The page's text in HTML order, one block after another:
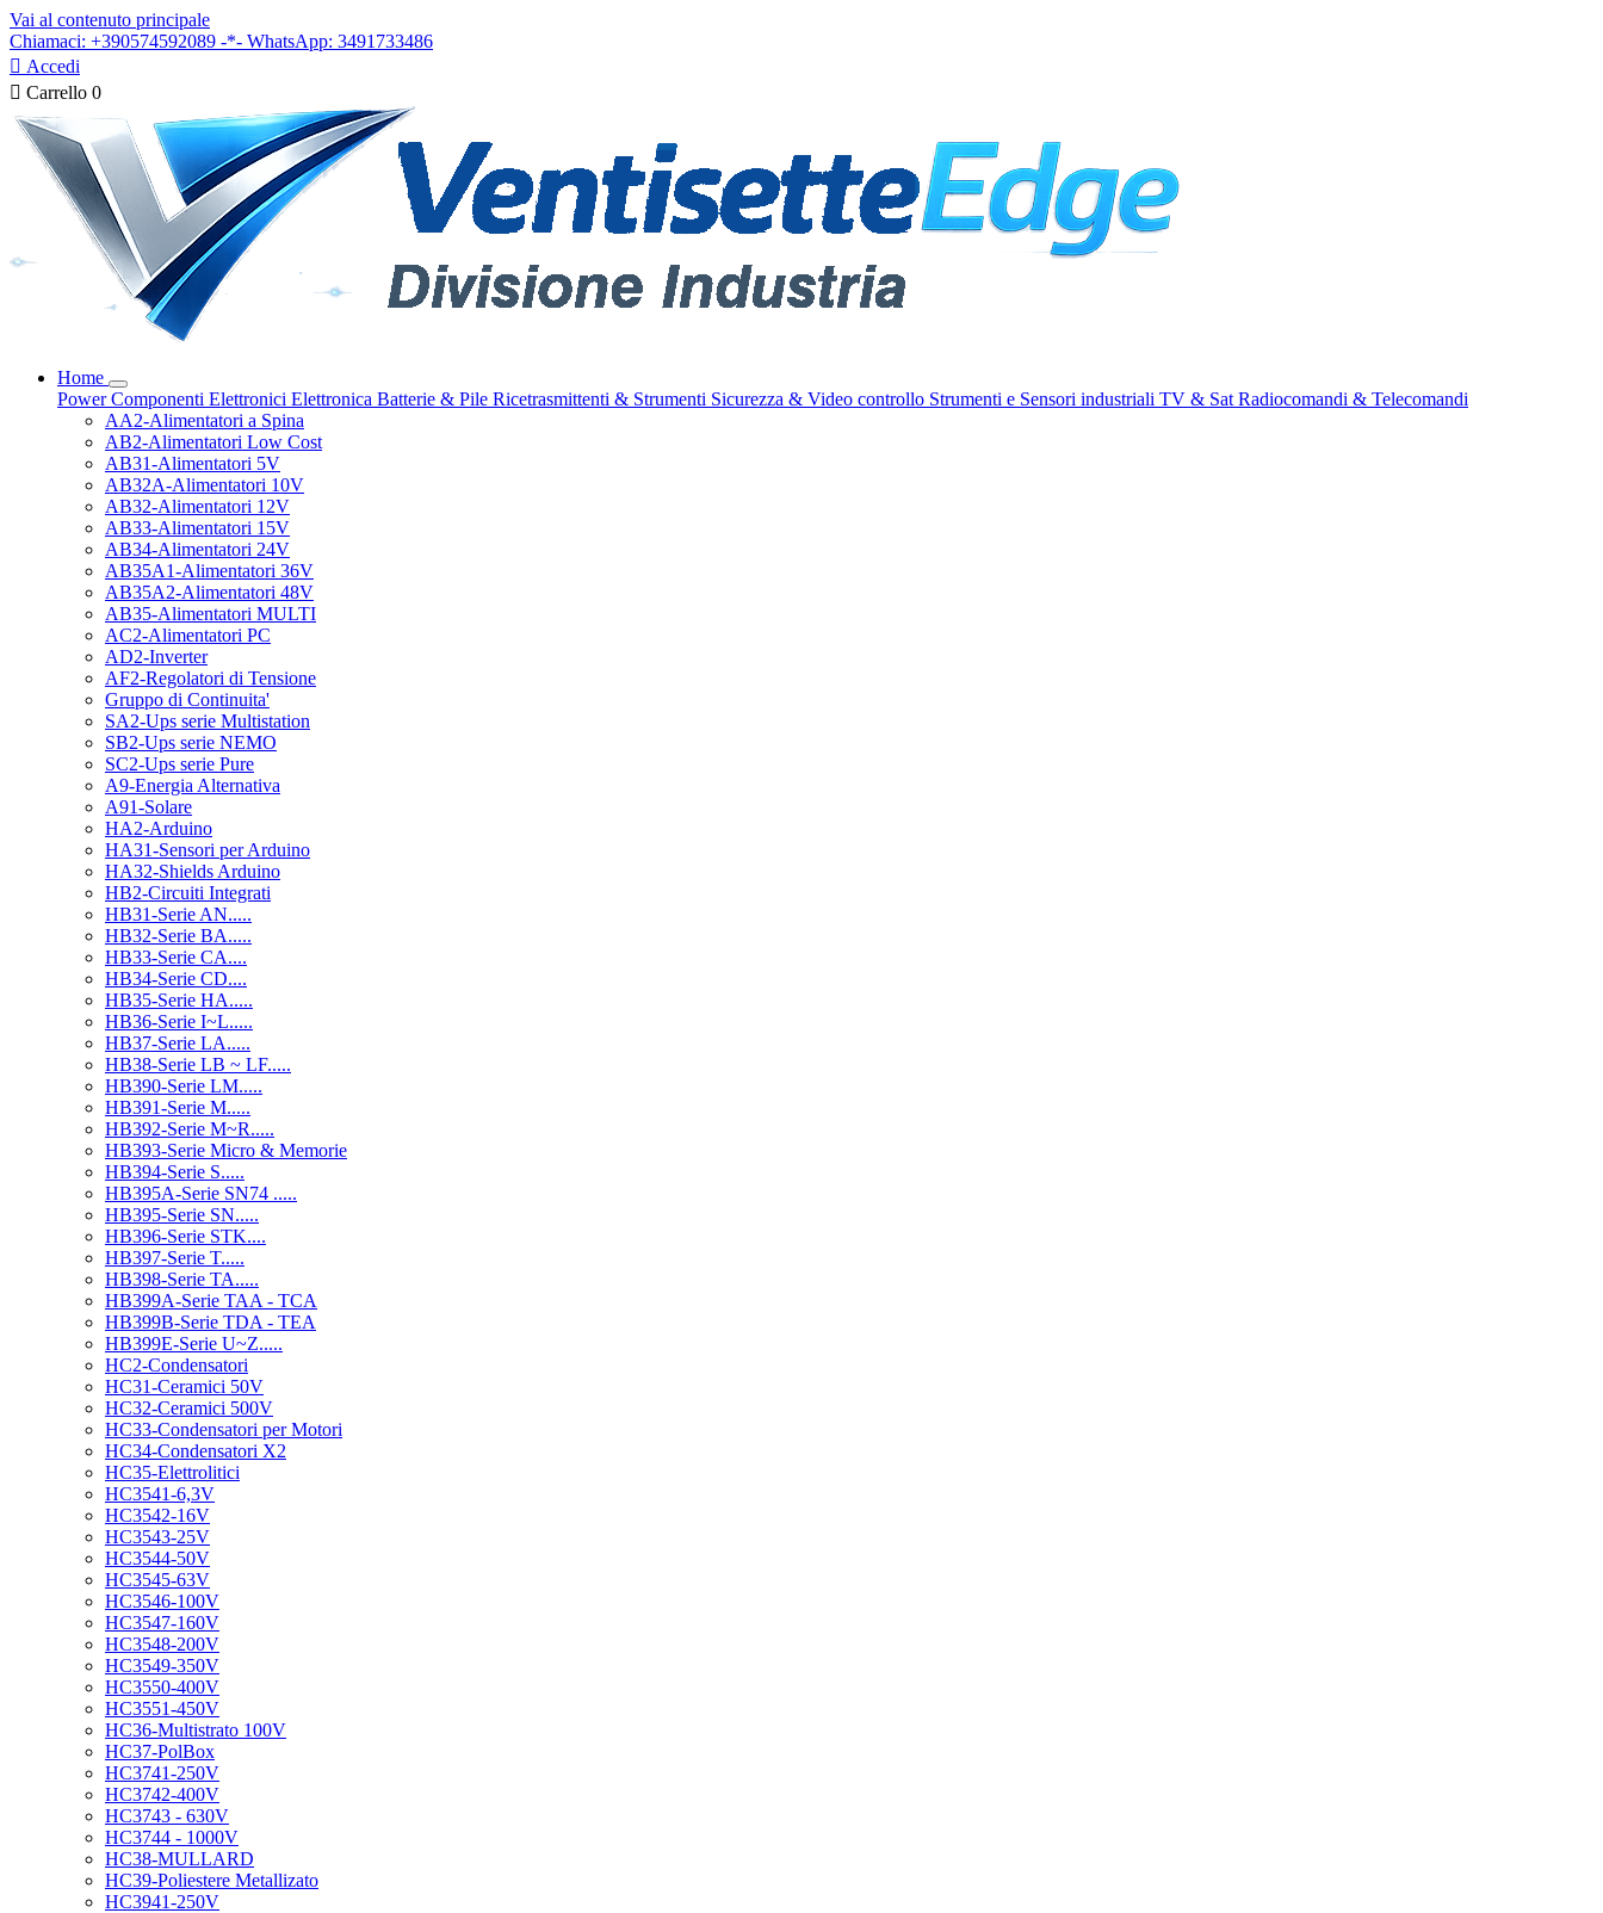
Vai al contenuto principale
Chiamaci: +390574592089 -*- WhatsApp: 3491733486
 Accedi
 Carrello 0
Home
PowerComponenti Elettronici Elettronica Batterie & Pile Ricetrasmittenti & Strumenti Sicurezza & Video controllo Strumenti e Sensori industriali TV & Sat Radiocomandi & Telecomandi
AA2-Alimentatori a Spina
AB2-Alimentatori Low Cost
AB31-Alimentatori 5V
AB32A-Alimentatori 10V
AB32-Alimentatori 12V
AB33-Alimentatori 15V
AB34-Alimentatori 24V
AB35A1-Alimentatori 36V
AB35A2-Alimentatori 48V
AB35-Alimentatori MULTI
AC2-Alimentatori PC
AD2-Inverter
AF2-Regolatori di Tensione
Gruppo di Continuita'
SA2-Ups serie Multistation
SB2-Ups serie NEMO
SC2-Ups serie Pure
A9-Energia Alternativa
A91-Solare
HA2-Arduino
HA31-Sensori per Arduino
HA32-Shields Arduino
HB2-Circuiti Integrati
HB31-Serie AN.....
HB32-Serie BA.....
HB33-Serie CA....
HB34-Serie CD....
HB35-Serie HA.....
HB36-Serie I~L.....
HB37-Serie LA.....
HB38-Serie LB ~ LF.....
HB390-Serie LM.....
HB391-Serie M.....
HB392-Serie M~R.....
HB393-Serie Micro & Memorie
HB394-Serie S.....
HB395A-Serie SN74 .....
HB395-Serie SN.....
HB396-Serie STK....
HB397-Serie T.....
HB398-Serie TA.....
HB399A-Serie TAA - TCA
HB399B-Serie TDA - TEA
HB399E-Serie U~Z.....
HC2-Condensatori
HC31-Ceramici 50V
HC32-Ceramici 500V
HC33-Condensatori per Motori
HC34-Condensatori X2
HC35-Elettrolitici
HC3541-6,3V
HC3542-16V
HC3543-25V
HC3544-50V
HC3545-63V
HC3546-100V
HC3547-160V
HC3548-200V
HC3549-350V
HC3550-400V
HC3551-450V
HC36-Multistrato 100V
HC37-PolBox
HC3741-250V
HC3742-400V
HC3743 - 630V
HC3744 - 1000V
HC38-MULLARD
HC39-Poliestere Metallizato
HC3941-250V